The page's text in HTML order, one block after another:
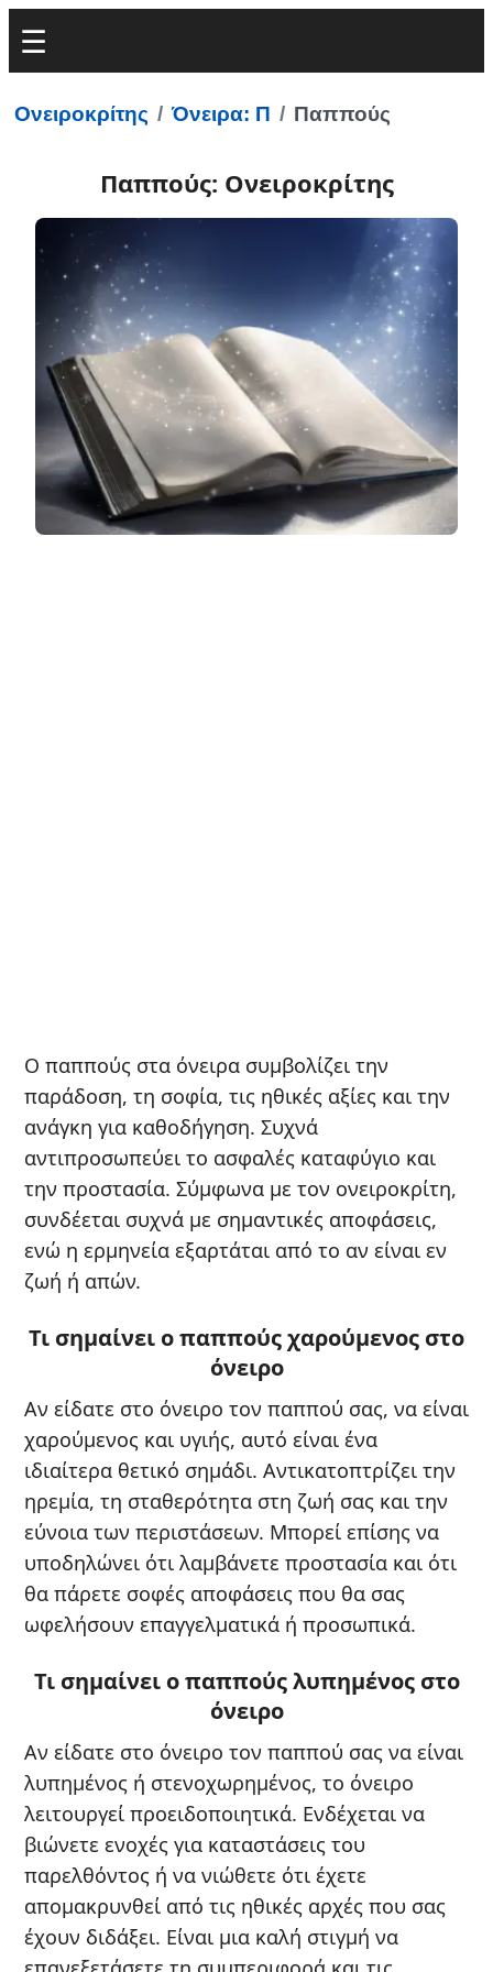
Ονειροκρίτης Όνειρα: Π Παππούς
Παππούς: Ονειροκρίτης
Ο παππούς στα όνειρα συμβολίζει την
παράδοση, τη σοφία, τις ηθικές αξίες και την
ανάγκη για καθοδήγηση. Συχνά
αντιπροσωπεύει το ασφαλές καταφύγιο και
την προστασία. Σύμφωνα με τον ονειροκρίτη,
συνδέεται συχνά με σημαντικές αποφάσεις,
ενώ η ερμηνεία εξαρτάται από το αν είναι εν
ζωή ή απών.
Τι σημαίνει ο παππούς χαρούμενος στο
όνειρο
Αν είδατε στο όνειρο τον παππού σας, να είναι
χαρούμενος και υγιής, αυτό είναι ένα
ιδιαίτερα θετικό σημάδι. Αντικατοπτρίζει την
ηρεμία, τη σταθερότητα στη ζωή σας και την
εύνοια των περιστάσεων. Μπορεί επίσης να
υποδηλώνει ότι λαμβάνετε προστασία και ότι
θα πάρετε σοφές αποφάσεις που θα σας
ωφελήσουν επαγγελματικά ή προσωπικά.
Τι σημαίνει ο παππούς λυπημένος στο
όνειρο
Αν είδατε στο όνειρο τον παππού σας να είναι
λυπημένος ή στενοχωρημένος, το όνειρο
λειτουργεί προειδοποιητικά. Ενδέχεται να
βιώνετε ενοχές για καταστάσεις του
παρελθόντος ή να νιώθετε ότι έχετε
απομακρυνθεί από τις ηθικές αρχές που σας
έχουν διδάξει. Είναι μια καλή στιγμή να